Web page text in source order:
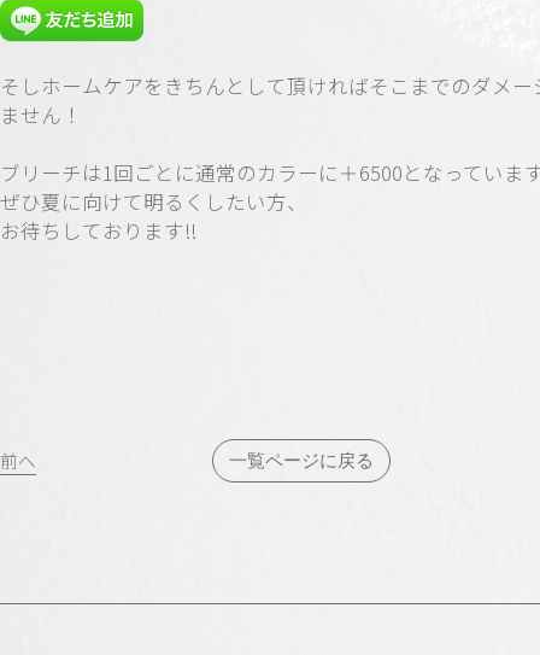
そしホームケアをきちんとして頂ければそこまでのダメー
ません！
ブリーチは1回ごとに通常のカラーに＋6500となっていま
ぜひ夏に向けて明るくしたい方、
お待ちしております!!
投
前へ 一覧ページに戻る